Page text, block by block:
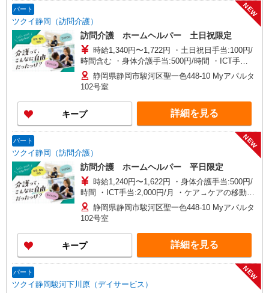
パート
ツクイ静岡（訪問介護）
NEW
訪問介護 ホームヘルパー 土日祝限定
時給1,340円〜1,722円 ・土日祝日手当:100円/
時間含む ・身体介護手当:500円/時間 ・ICT手
当:2,000円/月 ・ケア→ケアの移動時間も賃金（時
給）を支給 ・特定事業所加算手当:60円/時間含む
※給与幅は資格・経験等による
静岡県静岡市駿河区聖一色448-10 Myアパルタ
102号室
キープ 詳細を見る
パート
ツクイ静岡（訪問介護）
NEW
訪問介護 ホームヘルパー 平日限定
時給1,240円〜1,622円 ・身体介護手当:500円/
時間 ・ICT手当:2,000円/月 ・ケア→ケアの移動時
間も賃金（時給）を支給 ・特定事業所加算手
当:60円/時間含む ※給与幅は資格・経験等による
静岡県静岡市駿河区聖一色448-10 Myアパルタ
102号室
キープ 詳細を見る
パート
ツクイ静岡駿河下川原（デイサービス）
NEW